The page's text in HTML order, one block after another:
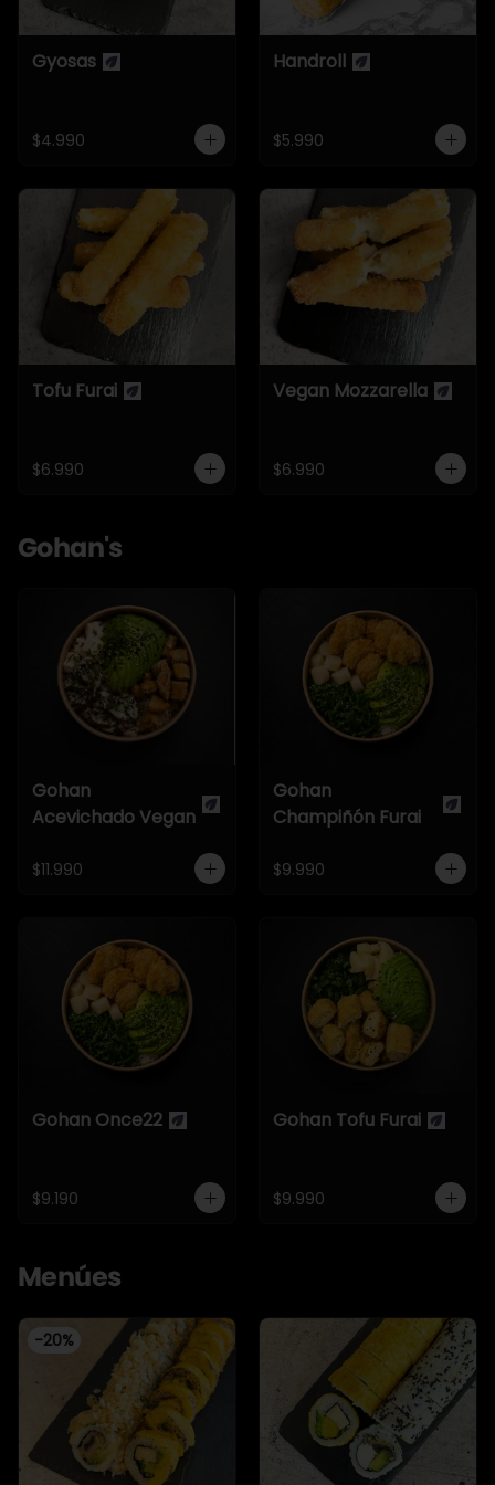
Gyosas
$4.990
Handroll
$5.990
Tofu Furai
$6.990
Vegan Mozzarella
$6.990
Gohan's
Gohan
Acevichado Vegan
$11.990
Gohan
Champiñón Furai
$9.990
Gohan Once22
$9.190
Gohan Tofu Furai
$9.990
Menúes
-20%